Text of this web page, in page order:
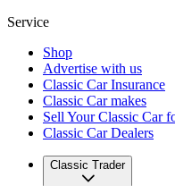
Service
Shop
Advertise with us
Classic Car Insurance
Classic Car makes
Sell Your Classic Car
Classic Car Dealers
Classic Trader